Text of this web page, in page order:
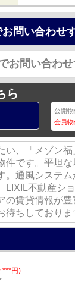
問い合わせ
お問い合わ
ら
公開
会員
い、「メゾン福
件です。平坦
。通風システ
LIXIL不動産シ
の賃貸情報が
ちしておりま
***円)